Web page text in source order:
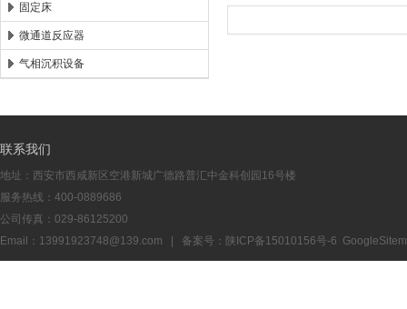
固定床
微通道反应器
气相沉积设备
联系我们
地址：西安市西咸新区空港新城广德路普汇中金科创园16号楼
服务热线：400-0889686
公司传真：029-86125200
Email：13991923748@139.com | 备案号： 陕ICP备15010156号-6